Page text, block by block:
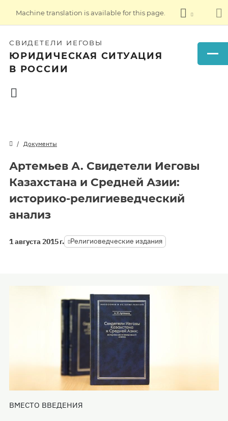
Machine translation is available for this page.
СВИДЕТЕЛИ ИЕГОВЫ
ЮРИДИЧЕСКАЯ СИТУАЦИЯ
В РОССИИ
Документы
Артемьев А. Свидетели Иеговы
Казахстана и Средней Азии:
историко-религиeведческий
анализ
1 августа 2015 г. Религиоведческие издания
ВМЕСТО ВВЕДЕНИЯ